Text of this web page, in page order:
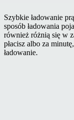
Szybkie ładowanie
sposób ładowania
również różnią się w
płacisz albo za
ładowanie.